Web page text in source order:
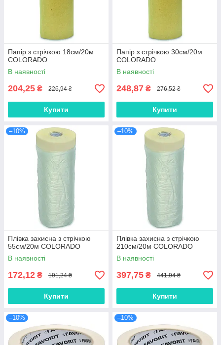
Папір з стрічкою 18см/20м
COLORADO
В наявності
204,25 ₴ 226,94 ₴
Купити
Папір з стрічкою 30см/20м
COLORADO
В наявності
248,87 ₴ 276,52 ₴
Купити
–10%
Плівка захисна з стрічкою
55см/20м COLORADO
В наявності
172,12 ₴ 191,24 ₴
Купити
–10%
Плівка захисна з стрічкою
210см/20м COLORADO
В наявності
397,75 ₴ 441,94 ₴
Купити
–10% –10%